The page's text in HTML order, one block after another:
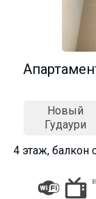
Новый
Гудаури
4 этаж, балкон